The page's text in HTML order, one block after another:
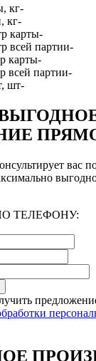
кг-
кг-
карты-
всей партии-
карты-
всей партии-
шт-
вас
ТЕЛЕФОНУ: